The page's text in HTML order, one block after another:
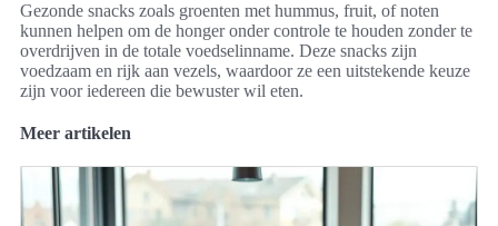
Gezonde snacks zoals groenten met hummus, fruit, of noten
kunnen helpen om de honger onder controle te houden zonder te
overdrijven in de totale voedselinname. Deze snacks zijn
voedzaam en rijk aan vezels, waardoor ze een uitstekende keuze
zijn voor iedereen die bewuster wil eten.
Meer artikelen